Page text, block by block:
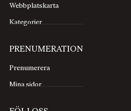
Webbplatskarta
Kategorier
PRENUMERATION
Prenumerera
Mina sidor